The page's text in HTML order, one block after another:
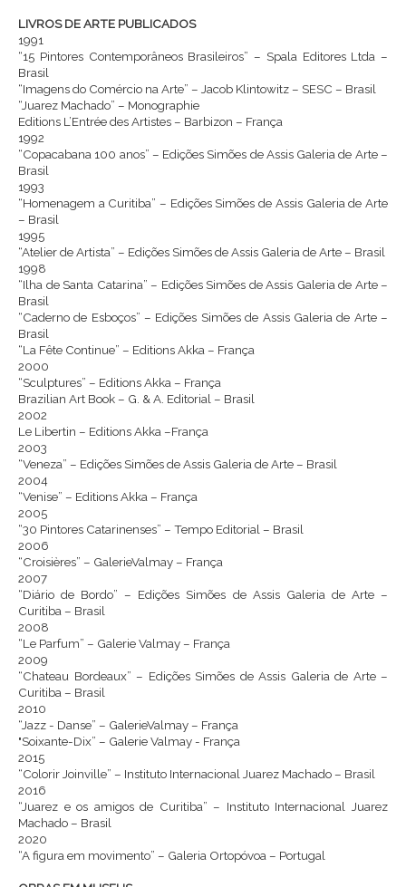
LIVROS DE ARTE PUBLICADOS
1991
“15 Pintores Contemporâneos Brasileiros” – Spala Editores Ltda –
Brasil
“Imagens do Comércio na Arte” – Jacob Klintowitz – SESC – Brasil
“Juarez Machado” – Monographie
Editions L’Entrée des Artistes – Barbizon – França
1992
“Copacabana 100 anos” – Edições Simões de Assis Galeria de Arte –
Brasil
1993
“Homenagem a Curitiba” – Edições Simões de Assis Galeria de Arte
– Brasil
1995
“Atelier de Artista” – Edições Simões de Assis Galeria de Arte – Brasil
1998
“Ilha de Santa Catarina” – Edições Simões de Assis Galeria de Arte –
Brasil
“Caderno de Esboços” – Edições Simões de Assis Galeria de Arte –
Brasil
“La Fête Continue” – Editions Akka – França
2000
“Sculptures” – Editions Akka – França
Brazilian Art Book – G. & A. Editorial – Brasil
2002
Le Libertin – Editions Akka –França
2003
“Veneza” – Edições Simões de Assis Galeria de Arte – Brasil
2004
“Venise” – Editions Akka – França
2005
“30 Pintores Catarinenses” – Tempo Editorial – Brasil
2006
“Croisières” – GalerieValmay – França
2007
“Diário de Bordo” – Edições Simões de Assis Galeria de Arte –
Curitiba – Brasil
2008
“Le Parfum” – Galerie Valmay – França
2009
“Chateau Bordeaux” – Edições Simões de Assis Galeria de Arte –
Curitiba – Brasil
2010
“Jazz - Danse” – GalerieValmay – França
"Soixante-Dix” – Galerie Valmay - França
2015
“Colorir Joinville” – Instituto Internacional Juarez Machado – Brasil
2016
“Juarez e os amigos de Curitiba” – Instituto Internacional Juarez
Machado – Brasil
2020
“A figura em movimento” – Galeria Ortopóvoa – Portugal